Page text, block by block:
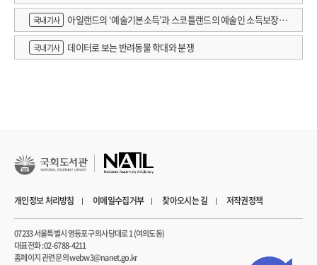
국내기사
아일랜드의 ‘예술기본소득’과 스코틀랜드의 예술인 소득보장정
책 논의
국내기사 데이터로 보는 반려동물 학대와 분쟁
개인정보 처리방침 이메일수집거부 찾아오시는 길 저작권정책
07233 서울특별시 영등포구 의사당대로 1 (여의도동)
대표전화 : 02-6788-4211
홈페이지 관련 문의 webw3@nanet.go.kr